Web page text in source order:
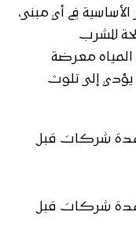
في أي مبنى،
للشرب
المياه معرضة
يؤدي إلى تلوث
شركات قبل
شركات قبل